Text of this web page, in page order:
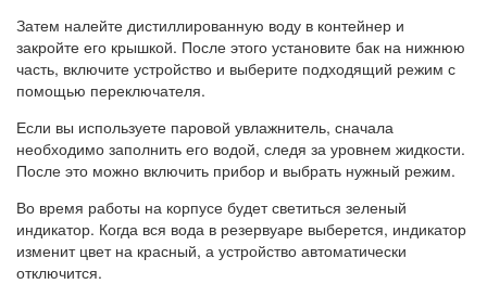
Затем налейте дистиллированную воду в контейнер и
закройте его крышкой. После этого установите бак на нижнюю
часть, включите устройство и выберите подходящий режим с
помощью переключателя.
Если вы используете паровой увлажнитель, сначала
необходимо заполнить его водой, следя за уровнем жидкости.
После это можно включить прибор и выбрать нужный режим.
Во время работы на корпусе будет светиться зеленый
индикатор. Когда вся вода в резервуаре выберется, индикатор
изменит цвет на красный, а устройство автоматически
отключится.